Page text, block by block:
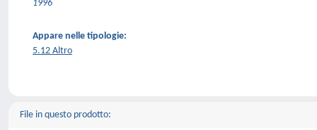
1996
Appare nelle tipologie:
5.12 Altro
File in questo prodotto: